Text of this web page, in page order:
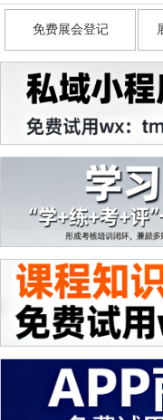
免费展会登记